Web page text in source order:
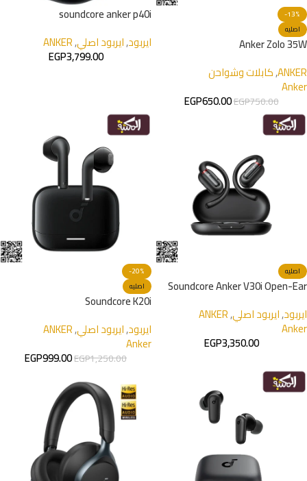
-13%
اصليه
Anker Zolo 35W
ANKER
,كابلات وشواحن
Anker
EGP750.00
EGP650.00
soundcore anker p40i
ايربود,ايربود اصلي,
ANKER
EGP3,799.00
اصليه
Soundcore Anker V30i Open-Ear
ايربود,ايربود اصلي,
ANKER
Anker
EGP3,350.00
-20%
اصليه
Soundcore K20i
ايربود,ايربود اصلي,
ANKER
Anker
EGP1,250.00
EGP999.00